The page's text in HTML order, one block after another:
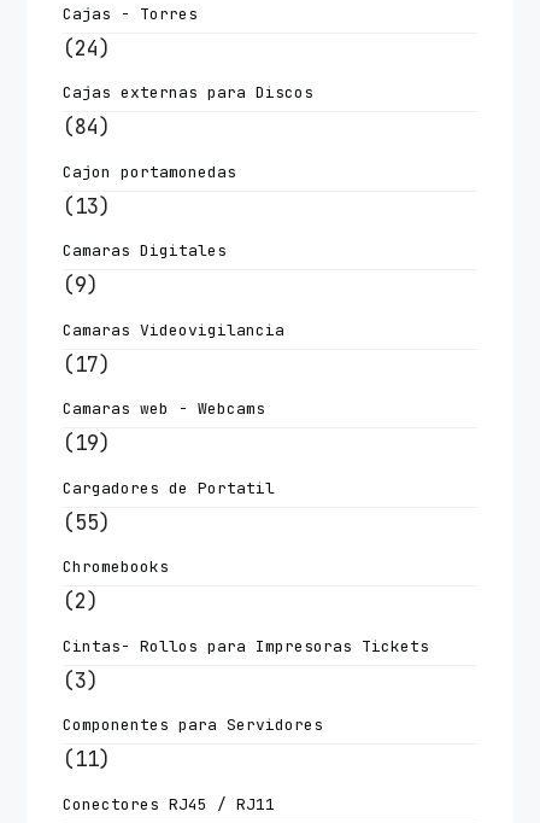
Cajas - Torres
(24)
Cajas externas para Discos
(84)
Cajon portamonedas
(13)
Camaras Digitales
(9)
Camaras Videovigilancia
(17)
Camaras web - Webcams
(19)
Cargadores de Portatil
(55)
Chromebooks
(2)
Cintas- Rollos para Impresoras Tickets
(3)
Componentes para Servidores
(11)
Conectores RJ45 / RJ11